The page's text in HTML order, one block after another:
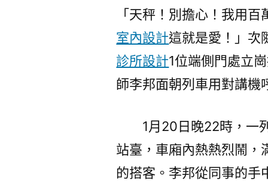
「天秤！別擔心！我用
室內設計這就是愛！」次
診所設計1位端側門處立
師李邦面朝列車用對講機
1月20日晚22時，一
站臺，車廂內熱熱烈鬧，
的搭客。李邦從同事的手